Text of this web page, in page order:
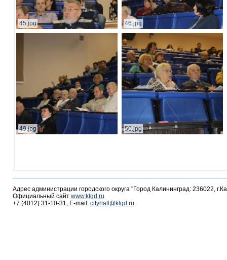
45.jpg 46.jpg
49.jpg 50.jpg
Адрес администрации городского округа "Город Калининград: 236022,
Официальный сайт www.klgd.ru
+7 (4012) 31-10-31, E-mail: cityhall@klgd.ru